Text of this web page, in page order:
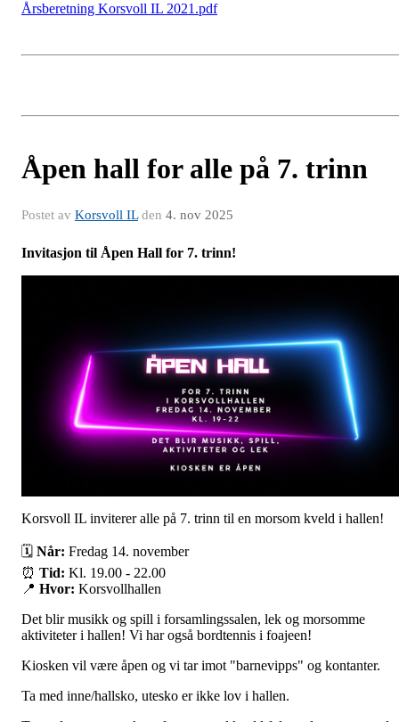
Årsberetning Korsvoll IL 2021.pdf
Åpen hall for alle på 7. trinn
Postet av Korsvoll ILden 4. nov 2025
Invitasjon til Åpen Hall for 7. trinn!
Korsvoll IL inviterer alle på 7. trinn til en morsom kveld i hallen!
🗓 Når: Fredag 14. november
⏰ Tid: Kl. 19.00 - 22.00
📍 Hvor: Korsvollhallen
Det blir musikk og spill i forsamlingssalen, lek og morsomme
aktiviteter i hallen! Vi har også bordtennis i foajeen!
Kiosken vil være åpen og vi tar imot "barnevipps" og kontanter.
Ta med inne/hallsko, utesko er ikke lov i hallen.